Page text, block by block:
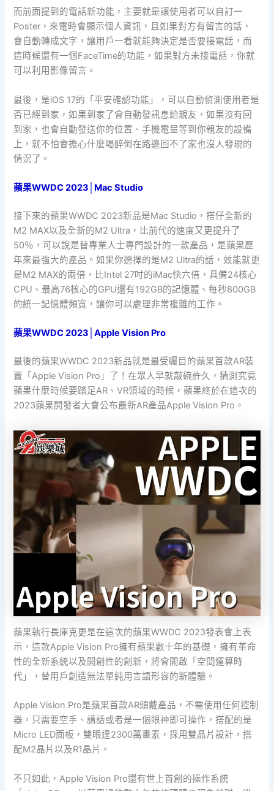
而前面提到的電話新功能，主要就是讓使用者可以自訂一
Poster，來電時會顯示個人資訊，且如果對方有留言的話，
會自動轉成文字，讓用戶一看就能夠決定是否要接電話，而
這時候還有一個FaceTime的功能，如果對方未接電話，你就
可以利用影像留言。
最後，是iOS 17的「平安確認功能」，可以自動偵測使用者是
否已經到家，如果到家了會自動發訊息給親友，如果沒有回
到家，也會自動發送你的位置、手機電量等到你親友的設備
上，就不怕會擔心什麼喝醉倒在路邊回不了家也沒人發現的
情況了。
蘋果WWDC 2023│Mac Studio
接下來的蘋果WWDC 2023新品是Mac Studio，搭仔全新的
M2 MAX以及全新的M2 Ultra，比前代的速度又更提升了
50％，可以說是替專業人士專門設計的一款產品，是蘋果歷
年來最強大的產品。如果你選擇的是M2 Ultra的話，效能就更
是M2 MAX的兩倍，比Intel 27吋的iMac快六倍，具備24核心
CPU、最高76核心的GPU還有192GB的記憶體、每秒800GB
的統一記憶體頻寬，讓你可以處理非常複雜的工作。
蘋果WWDC 2023│Apple Vision Pro
最後的蘋果WWDC 2023新品就是最受矚目的蘋果首款AR裝
置「Apple Vision Pro」了！在眾人早就敲碗許久，猜測究竟
蘋果什麼時候要踏足AR、VR領域的時候，蘋果終於在這次的
2023蘋果開發者大會公布最新AR產品Apple Vision Pro。
蘋果執行長庫克更是在這次的蘋果WWDC 2023發表會上表
示，這款Apple Vision Pro擁有蘋果數十年的基礎，擁有革命
性的全新系統以及開創性的創新，將會開啟「空間運算時
代」，替用戶創造無法單純用言語形容的新體驗。
Apple Vision Pro是蘋果首款AR頭戴產品，不需使用任何控制
器，只需要空手、講話或者是一個眼神即可操作，搭配的是
Micro LED面板，雙眼達2300萬畫素，採用雙晶片設計，搭
配M2晶片以及R1晶片。
不只如此，Apple Vision Pro還有世上首創的操作系統